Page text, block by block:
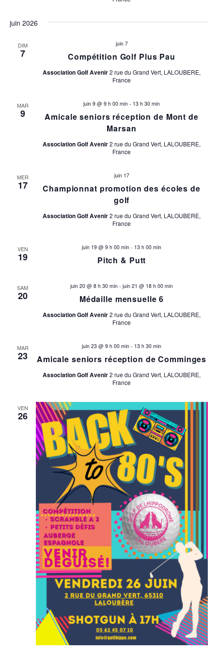
juin 2026
DIM
7 Compétition Golf Plus Pau
juin 7
Association Golf Avenir2 rue du Grand Vert, LALOUBERE,
France
MAR
9
Amicale seniors réception de Mont de
Marsan
juin 9 @ 9 h 00 min - 13 h 30 min
Association Golf Avenir2 rue du Grand Vert, LALOUBERE,
France
MER
17
Championnat promotion des écoles de
golf
juin 17
Association Golf Avenir2 rue du Grand Vert, LALOUBERE,
France
VEN
19 Pitch & Putt
juin 19 @ 9 h 00 min - 13 h 00 min
SAM
20 Médaille mensuelle 6
juin 20 @ 8 h 30 min - juin 21 @ 18 h 00 min
Association Golf Avenir2 rue du Grand Vert, LALOUBERE,
France
MAR
23 Amicale seniors réception de Comminges
juin 23 @ 9 h 00 min - 13 h 30 min
Association Golf Avenir2 rue du Grand Vert, LALOUBERE,
France
VEN
26